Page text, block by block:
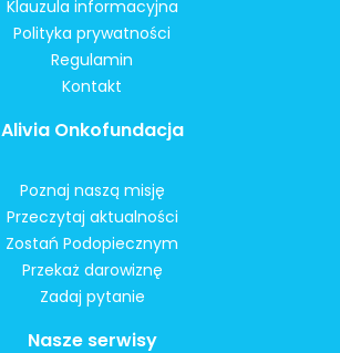
Klauzula informacyjna
Polityka prywatności
Regulamin
Kontakt
Alivia Onkofundacja
Poznaj naszą misję
Przeczytaj aktualności
Zostań Podopiecznym
Przekaż darowiznę
Zadaj pytanie
Nasze serwisy